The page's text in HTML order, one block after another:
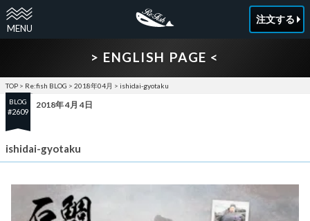
注文する
> ENGLISH PAGE <
TOP > Re:fish BLOG > 2018年04月 > ishidai-gyotaku
BLOG
#2609
2018年 4月 4日
ishidai-gyotaku